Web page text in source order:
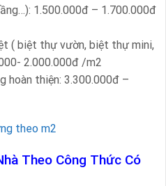
1.500.000đ – 1.700.000đ
( biệt thự vườn, biệt thự mini,
2.000.000đ /m2
hoàn thiện: 3.300.000đ –
theo m2
Theo Công Thức Có